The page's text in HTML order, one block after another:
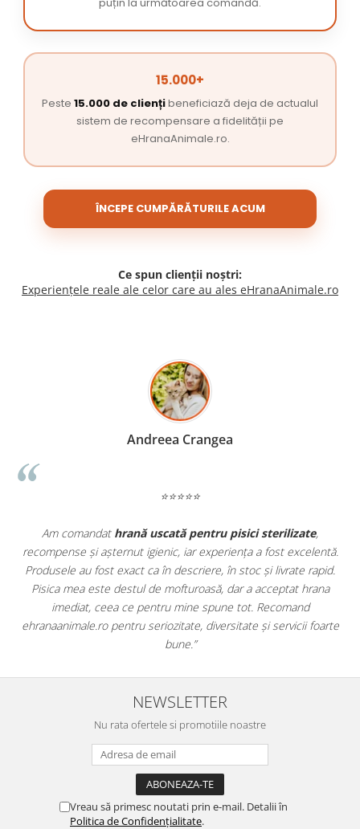
15.000+
Peste 15.000 de cliențibeneficiază deja de actualul
sistem de recompensare a fidelității pe
eHranaAnimale.ro.
ÎNCEPE CUMPĂRĂTURILE ACUM
Ce spun clienții noștri:
Experiențele reale ale celor care au ales eHranaAnimale.ro
Madalina Stancea
⭐⭐⭐⭐⭐
Apreciez foarte mult faptul că peehranaanimale.rogăsesc
doar hrană, ci și produse dinfarmacia veterinară:
antiparazitare, suplimente și soluții de îngrijire. Este foarte
comod să pot comanda tot ce am nevoie pentru animalul meu
dintr-un singur loc. Livrarea a fost rapidă, iar produsele au fost
originale și în termen. Magazin serios, bine organizat și foarte
pentru orice stăpân de animale.
NEWSLETTER
Nu rata ofertele si promotiile noastre
Vreau să primesc noutati prin e-mail. Detalii în
Politica de Confidențialitate.